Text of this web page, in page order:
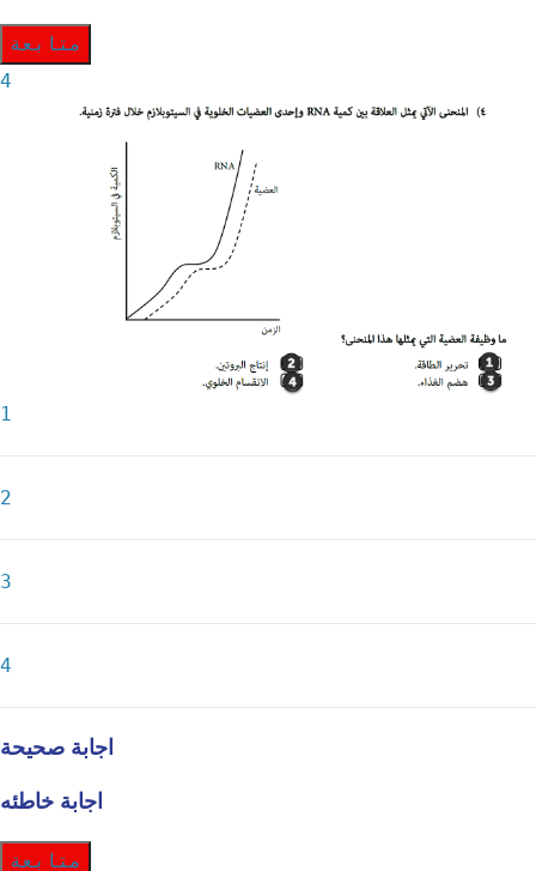
متابعة
4
1
2
3
4
اجابة صحيحة
اجابة خاطئه
متابعة